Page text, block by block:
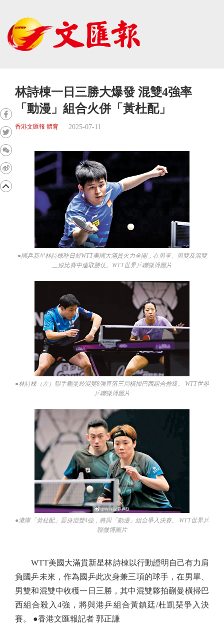
林詩棟一日三勝大爆發 混雙4強率
「動漫」組合火併「黃杜配」
香港文匯報 體育 2025-07-11
●國乒新星林詩棟昨日於WTT美國大滿貫火力全開，在男單、男雙及混雙
三線比賽中連取勝仗。WTT世界乒聯微博圖片
●林詩棟（左）聯手蒯曼於混雙8強直落三局橫掃巴西組合晉級。 WTT世界
乒聯微博圖片
●港隊「黃杜配」晉身混雙4強，將與「動漫」組合爭入決賽。 WTT世界乒
聯微博圖片
WTT美國大滿貫新星林詩棟以行動證明自己有力肩
負國乒未來，作為國乒此次身兼三項的球手，在男單、
男雙和混雙中收穫一日三勝，其中混雙夥拍蒯曼橫掃巴
西組合殺入4強，將與港乒組合黃鎮廷/杜凱琹爭入決
賽。 ●香港文匯報記者 郭正謙